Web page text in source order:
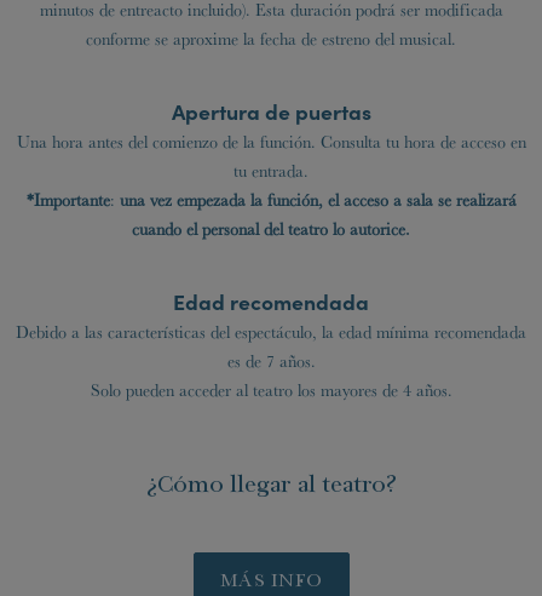
minutos de entreacto incluido). Esta duración podrá ser modificada
conforme se aproxime la fecha de estreno del musical.
Apertura de puertas
Una hora antes del comienzo de la función. Consulta tu hora de acceso en
tu entrada.
*Importante: una vez empezada la función, el acceso a sala se realizará
cuando el personal del teatro lo autorice.
Edad recomendada
Debido a las características del espectáculo, la edad mínima recomendada
es de 7 años.
Solo pueden acceder al teatro los mayores de 4 años.
¿Cómo llegar al teatro?
MÁS INFO